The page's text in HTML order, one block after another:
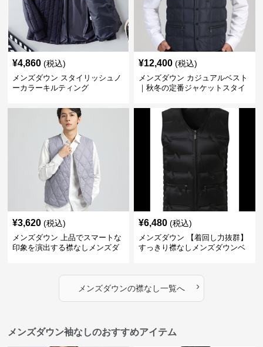
¥4,860 (税込)
メンズダウン スタイリッシュノ
ーカラーキルティング
¥12,400 (税込)
メンズダウン カジュアルベスト
｜秋冬の定番ジャケットスタイ
¥3,620 (税込)
メンズダウン 上品でスマートな
印象を演出する襟なしメンズダ
¥6,480 (税込)
メンズダウン 【着回し力抜群】
すっきり襟なしメンズダウンベ
メンズダウンの襟なし一覧へ ›
メンズダウン袖なしのおすすめアイテム